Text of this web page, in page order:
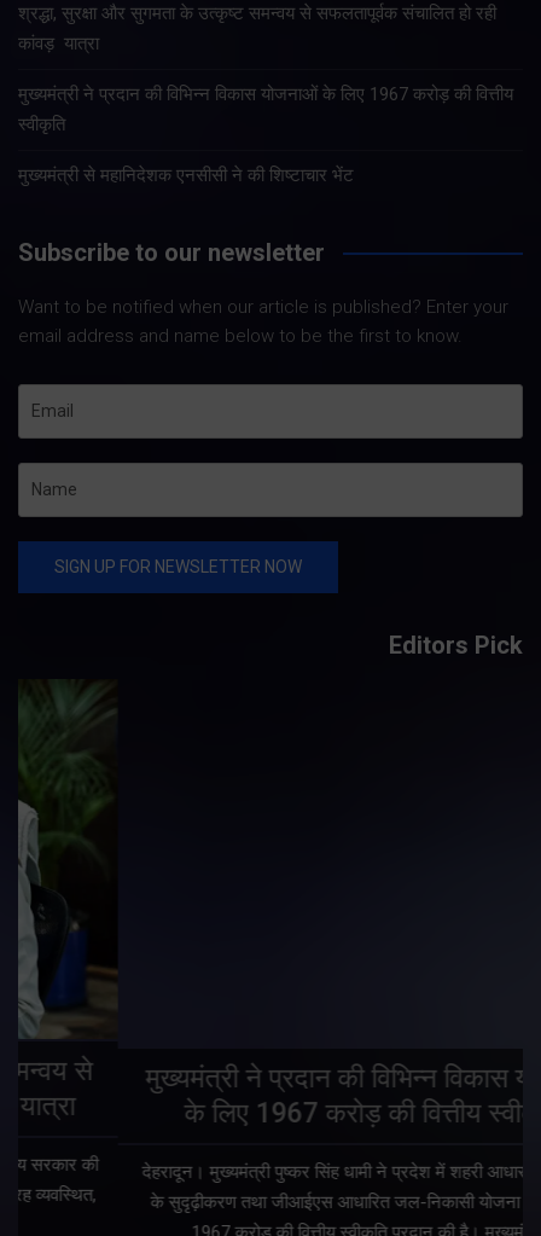
श्रद्धा, सुरक्षा और सुगमता के उत्कृष्ट समन्वय से सफलतापूर्वक संचालित हो रही
कांवड़ यात्रा
मुख्यमंत्री ने प्रदान की विभिन्न विकास योजनाओं के लिए 1967 करोड़ की वित्तीय
स्वीकृति
मुख्यमंत्री से महानिदेशक एनसीसी ने की शिष्टाचार भेंट
Subscribe to our newsletter
Want to be notified when our article is published? Enter your
email address and name below to be the first to know.
Editors Pick
मुख्यमंत्री ने प्रदान की विभिन्न विकास योजनाओं
के लिए 1967 करोड़ की वित्तीय स्वीकृति
देहरादून। मुख्यमंत्री पुष्कर सिंह धामी ने प्रदेश में शहरी आधारभूत सुविधाओं
के सुदृढ़ीकरण तथा जीआईएस आधारित जल-निकासी योजना के लिए कुल